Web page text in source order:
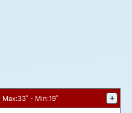
Max:33˚ - Min:19˚ +